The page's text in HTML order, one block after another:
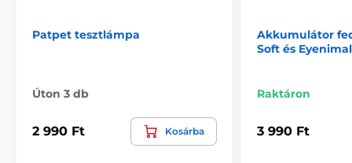
Patpet tesztlámpa
Úton 3 db
2 990 Ft Kosárba
Akkumulátor
Soft és
Raktáron
3 990 Ft